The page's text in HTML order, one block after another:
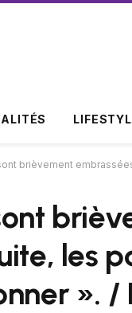
brièvement
les
». /